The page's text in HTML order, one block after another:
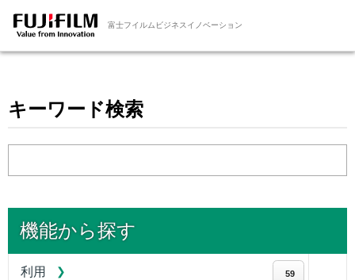
富士フイルムビジネスイノベーション
キーワード検索
機能から探す
利用 59